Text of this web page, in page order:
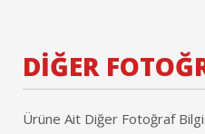
DİĞER
Ürüne Ait Diğer Fotoğraf